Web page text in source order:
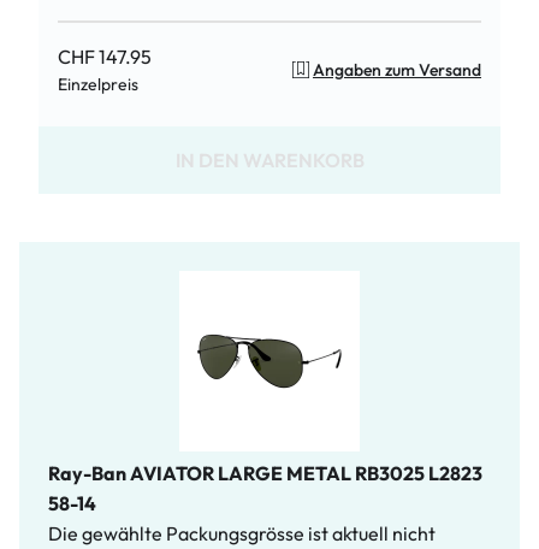
CHF 147.95
Einzelpreis
Angaben zum Versand
IN DEN WARENKORB
Ray-Ban AVIATOR LARGE METAL RB3025 L2823
58-14
Die gewählte Packungsgrösse ist aktuell nicht